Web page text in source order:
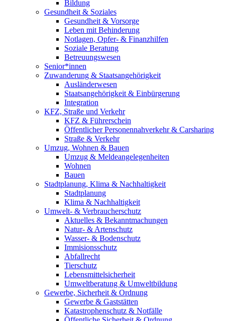
Bildung
Gesundheit & Soziales
Gesundheit & Vorsorge
Leben mit Behinderung
Notlagen, Opfer- & Finanzhilfen
Soziale Beratung
Betreuungswesen
Senior*innen
Zuwanderung & Staatsangehörigkeit
Ausländerwesen
Staatsangehörigkeit & Einbürgerung
Integration
KFZ, Straße und Verkehr
KFZ & Führerschein
Öffentlicher Personennahverkehr & Carsharing
Straße & Verkehr
Umzug, Wohnen & Bauen
Umzug & Meldeangelegenheiten
Wohnen
Bauen
Stadtplanung, Klima & Nachhaltigkeit
Stadtplanung
Klima & Nachhaltigkeit
Umwelt- & Verbraucherschutz
Aktuelles & Bekanntmachungen
Natur- & Artenschutz
Wasser- & Bodenschutz
Immisionsschutz
Abfallrecht
Tierschutz
Lebensmittelsicherheit
Umweltberatung & Umweltbildung
Gewerbe, Sicherheit & Ordnung
Gewerbe & Gaststätten
Katastrophenschutz & Notfälle